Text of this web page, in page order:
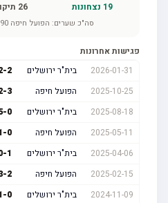
19נצחונות 26תיקו
סה"כ שערים:הפועל חיפה90
—
פגישות אחרונות
2026-01-31
בית"ר ירושלים 2
2025-10-25
הפועל חיפה 2
2025-08-18
בית"ר ירושלים 5
2025-05-11
הפועל חיפה 1
2025-04-06
בית"ר ירושלים 0
2025-02-15
הפועל חיפה 3
2024-11-09
בית"ר ירושלים 1